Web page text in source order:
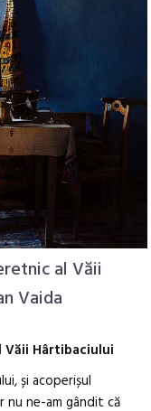
al Văii
Vaida
Hârtibaciului
și acoperișul
nu ne-am gândit că